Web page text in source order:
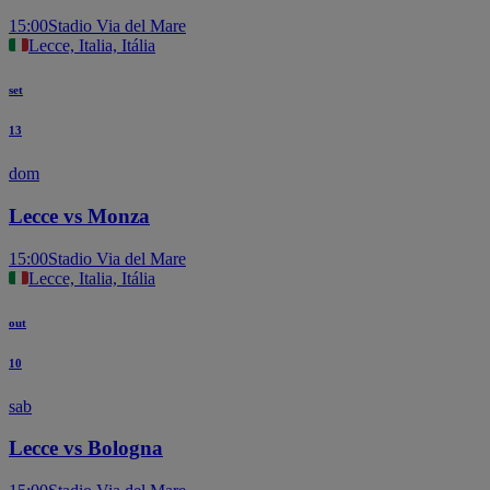
15:00Stadio Via del Mare
Lecce, Italia, Itália
set
13
dom
Lecce vs Monza
15:00Stadio Via del Mare
Lecce, Italia, Itália
out
10
sab
Lecce vs Bologna